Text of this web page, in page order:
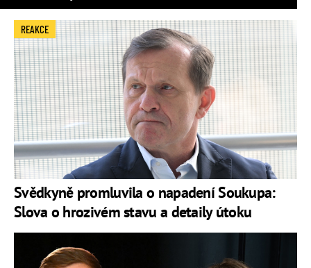
Svědkyně promluvila o napadení Soukupa:
Slova o hrozivém stavu a detaily útoku
REAKCE